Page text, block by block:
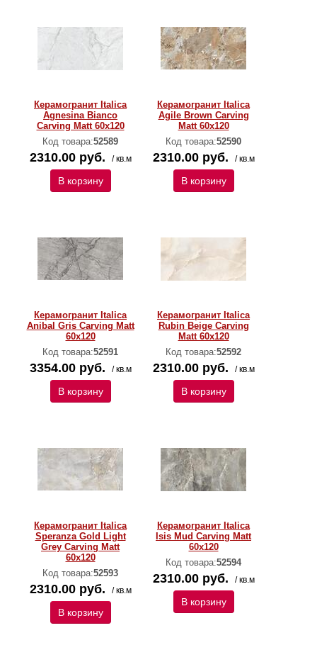
Керамогранит Italica
Agnesina Bianco
Carving Matt 60x120
Код товара:52589
2310.00 руб. / кв.м
В корзину
Керамогранит Italica
Agile Brown Carving
Matt 60x120
Код товара:52590
2310.00 руб. / кв.м
В корзину
Керамогранит Italica
Anibal Gris Carving Matt
60x120
Код товара:52591
3354.00 руб. / кв.м
В корзину
Керамогранит Italica
Rubin Beige Carving
Matt 60x120
Код товара:52592
2310.00 руб. / кв.м
В корзину
Керамогранит Italica
Speranza Gold Light
Grey Carving Matt
60x120
Код товара:52593
2310.00 руб. / кв.м
В корзину
Керамогранит Italica
Isis Mud Carving Matt
60x120
Код товара:52594
2310.00 руб. / кв.м
В корзину